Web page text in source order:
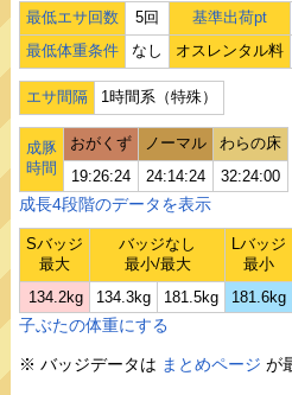
最低エサ回数 5回 基準出荷pt
最低体重条件
なし オスレンタル料
エサ間隔 1時間系（特殊）
成豚
時間
おがくず ノーマル
わらの床
19:26:24
24:14:24 32:24:00
成長4段階のデータを表示
Sバッジ
最大
バッジなし
最小/最大
Lバッジ
最小
134.2kg
134.3kg 181.5kg 181.6kg
子ぶたの体重にする
※ バッジデータは まとめページ が